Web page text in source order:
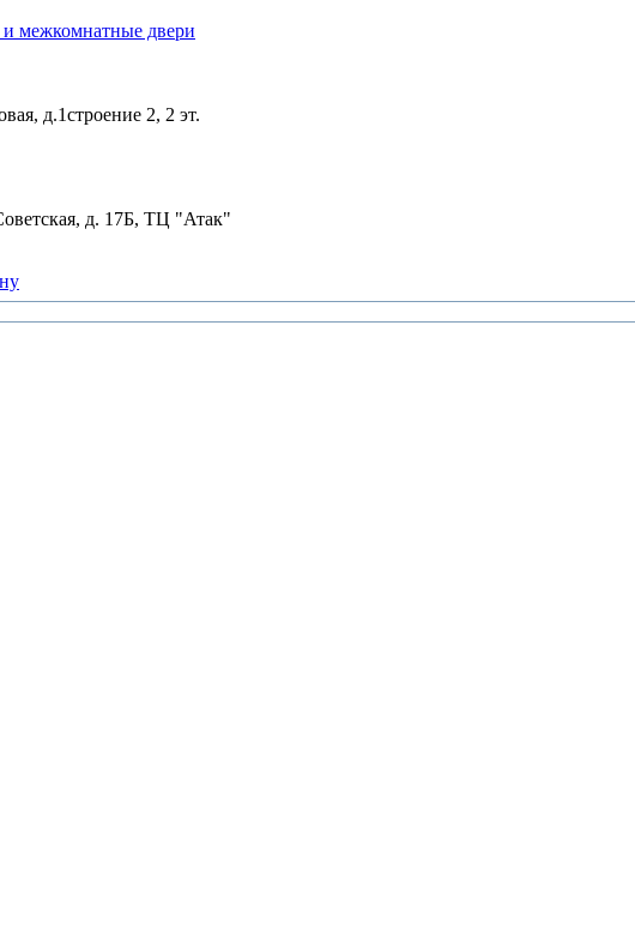
межкомнатные двери
д.1строение 2, 2 эт.
д. 17Б, ТЦ "Атак"